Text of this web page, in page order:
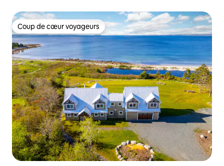
Coup de cœur voyageurs
Coup de cœur voyageurs